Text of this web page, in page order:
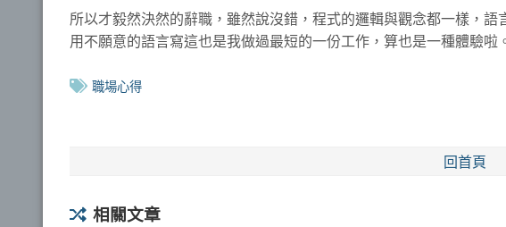
所以才毅然決然的辭職，雖然說沒錯，程式的邏輯與觀念都一樣，
用不願意的語言寫這也是我做過最短的一份工作，算也是一種體驗啦
職場心得
回首頁
相關文章